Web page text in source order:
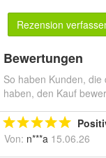
Rezension
Bewertungen
So haben Kunden,
haben, den Kauf
Von: n***a 15.06.26